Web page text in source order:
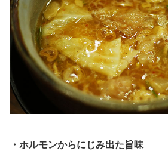
・ホルモンからにじみ出た旨味